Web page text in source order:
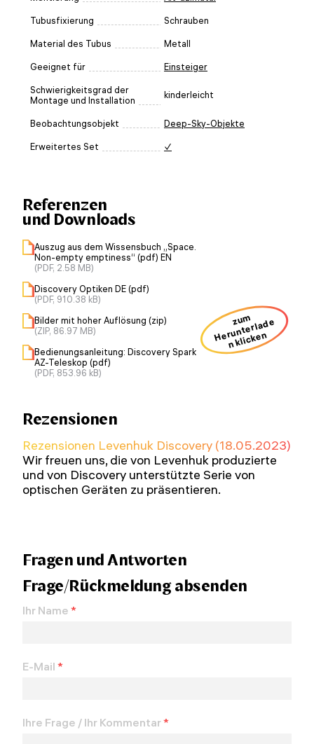
Tubusfixierung Schrauben
Material des Tubus Metall
Geeignet für Einsteiger
Schwierigkeitsgrad der
Montage und Installation
kinderleicht
Beobachtungsobjekt Deep-Sky-Objekte
Erweitertes Set ✓
Referenzen
und Downloads
Auszug aus dem Wissensbuch „Space.
Non-empty emptiness“ (pdf) EN
(PDF, 2.58 MB)
Discovery Optiken DE (pdf)
(PDF, 910.38 kB)
Bilder mit hoher Auflösung (zip)
(ZIP, 86.97 MB)
Bedienungsanleitung: Discovery Spark
AZ-Teleskop (pdf)
(PDF, 853.96 kB)
zum
H
er
u
nt
erl
a
d
e
n kli
ck
e
n
Rezensionen
Rezensionen Levenhuk Discovery (18.05.2023)
Wir freuen uns, die von Levenhuk produzierte
und von Discovery unterstützte Serie von
optischen Geräten zu präsentieren.
Fragen und Antworten
Frage/Rückmeldung absenden
Ihr Name *
E-Mail *
Ihre Frage / Ihr Kommentar*